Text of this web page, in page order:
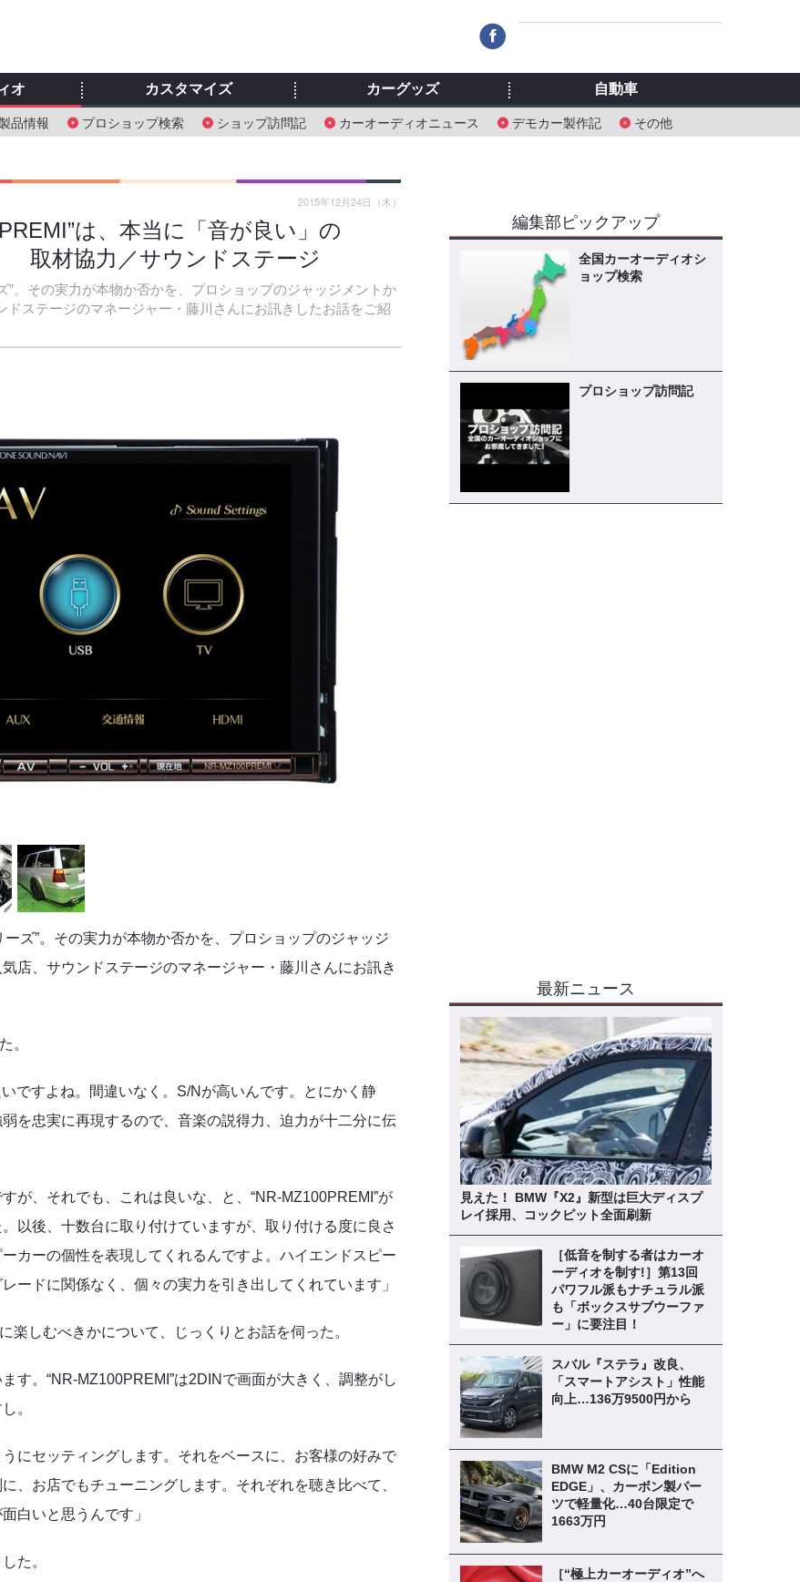
オ
品情報 プロショップ検索 ショップ訪問記 カーオーディオニュース デモカー製作記 その他
カスタマイズ カーグッズ 自動車
は、本当に「音が良い」の
取材協力／サウンドステージ
。その実力が本物か否かを、プロショップのジャッジメントか
ステージのマネージャー・藤川さんにお訊きしたお話をご紹
2015年12月24日（木）
ズ”。その実力が本物か否かを、プロショップのジャッジ
店、サウンドステージのマネージャー・藤川さんにお訊き
。
ですよね。間違いなく。S/Nが高いんです。とにかく静
を忠実に再現するので、音楽の説得力、迫力が十二分に伝
が、それでも、これは良いな、と、“NR-MZ100PREMI”が
以後、十数台に取り付けていますが、取り付ける度に良さ
カーの個性を表現してくれるんですよ。ハイエンドスピー
ードに関係なく、個々の実力を引き出してくれています」
楽しむべきかについて、じっくりとお話を伺った。
す。“NR-MZ100PREMI”は2DINで画面が大きく、調整がし
。
にセッティングします。それをベースに、お客様の好みで
、お店でもチューニングします。それぞれを聴き比べて、
白いと思うんです」
た。
編集部ピックアップ
全国カーオーディオシ
ョップ検索
プロショップ訪問記
最新ニュース
見えた！ BMW『X2』新型は巨大ディスプ
レイ採用、コックピット全面刷新
［低音を制する者はカーオ
ーディオを制す!］第13回
パワフル派もナチュラル派
も「ボックスサブウーファ
ー」に要注目！
スバル『ステラ』改良、
「スマートアシスト」性能
向上…136万9500円から
BMW M2 CSに「Edition
EDGE」、カーボン製パー
ツで軽量化…40台限定で
1663万円
［“極上カーオーディオ”へ